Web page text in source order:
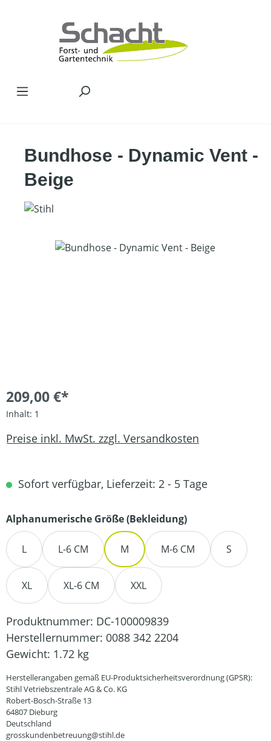
Bundhose - Dynamic Vent -
Beige
Bildergalerie überspringen
209,00 €*
Inhalt: 1
Preise inkl. MwSt. zzgl. Versandkosten
Sofort verfügbar, Lieferzeit: 2 - 5 Tage
Alphanumerische Größe (Bekleidung)auswählen
L L-6 CM M M-6 CM S
XL XL-6 CM XXL
Produktnummer: DC-100009839
Herstellernummer: 0088 342 2204
Gewicht: 1.72 kg
Herstellerangaben gemäß EU-Produktsicherheitsverordnung (GPSR):
Stihl Vetriebszentrale AG & Co. KG
Robert-Bosch-Straße 13
64807 Dieburg
Deutschland
grosskundenbetreuung@stihl.de